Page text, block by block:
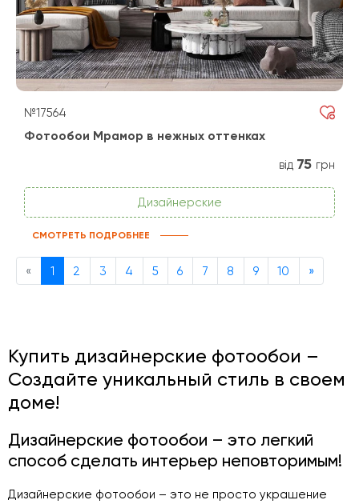
№17564
Фотообои Мрамор в нежных оттенках
від 75 грн
Дизайнерские
СМОТРЕТЬ ПОДРОБНЕЕ
« Previous
1 2 3 4 5 6 7 8 9 10 »Next
Купить дизайнерские фотообои –
Создайте уникальный стиль в своем
доме!
Дизайнерские фотообои – это легкий
способ сделать интерьер неповторимым!
Дизайнерские фотообои – это не просто украшение